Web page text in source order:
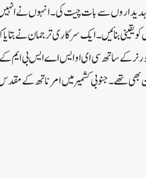
عہدیداروں سے بات چیت کی۔ انہوں نے
کو یقینی بنائیں۔ ایک سرکاری ترجمان نے
کے ساتھ سی ای او ایس اے ایس بی ایم